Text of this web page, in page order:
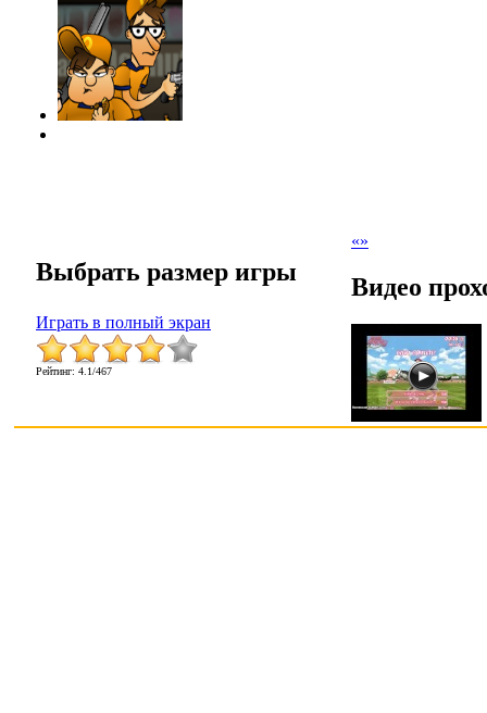
«»
Выбрать размер игры
Играть в полный экран
Рейтинг: 4.1/467
Видео